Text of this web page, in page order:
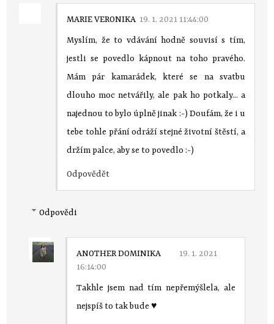
MARIE VERONIKA 19. 1. 2021 11:44:00
Myslím, že to vdávání hodně souvisí s tím,
jestli se povedlo kápnout na toho pravého.
Mám pár kamarádek, které se na svatbu
dlouho moc netvářily, ale pak ho potkaly... a
najednou to bylo úplně jinak :-) Doufám, že i u
tebe tohle přání odráží stejné životní štěstí, a
držím palce, aby se to povedlo :-)
Odpovědět
Odpovědi
ANOTHER DOMINIKA
19. 1. 2021
16:14:00
Takhle jsem nad tím nepřemýšlela, ale
nejspíš to tak bude ♥